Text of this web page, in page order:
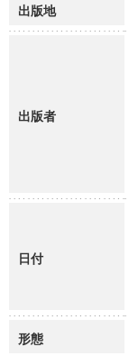
出版地
出版者
日付
形態